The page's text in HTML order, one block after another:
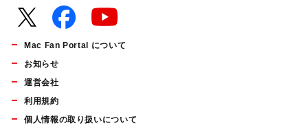
Mac Fan Portal について
お知らせ
運営会社
利用規約
個人情報の取り扱いについて